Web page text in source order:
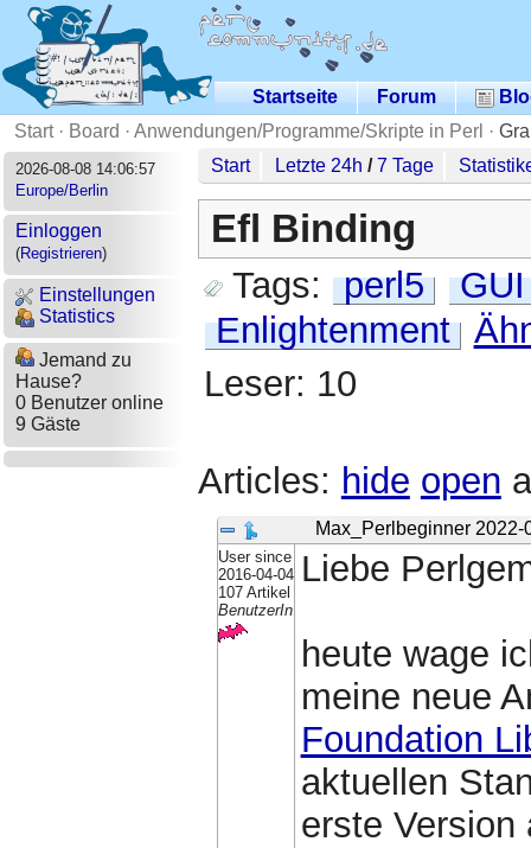
Startseite Forum
Start· Board · Anwendungen/Programme/Skripte in Perl ·
2026-08-08 14:06:57
Europe/Berlin
Einloggen
(Registrieren)
Einstellungen
Statistics
Jemand zu
Hause?
0 Benutzer online
9 Gäste
Start Letzte 24h /7 Tage
Efl Binding
Tags: perl5
GUI
Enlightenment
Leser: 10
Articles: hide open
Max_Perlbeginner 2022-
User since
2016-04-04
107 Artikel
BenutzerIn
Liebe
heute wage
meine neue
Foundation
aktuellen
erste Version